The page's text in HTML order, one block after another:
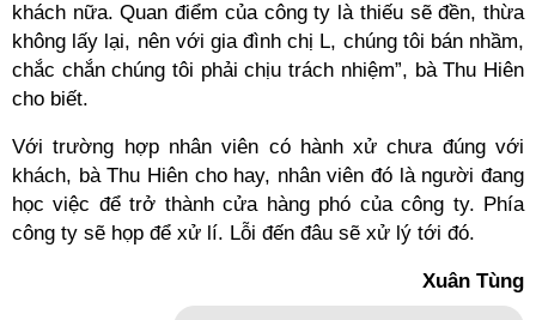
khách nữa. Quan điểm của công ty là thiếu sẽ đền, thừa
không lấy lại, nên với gia đình chị L, chúng tôi bán nhầm,
chắc chắn chúng tôi phải chịu trách nhiệm”, bà Thu Hiên
cho biết.
Với trường hợp nhân viên có hành xử chưa đúng với
khách, bà Thu Hiên cho hay, nhân viên đó là người đang
học việc để trở thành cửa hàng phó của công ty. Phía
công ty sẽ họp để xử lí. Lỗi đến đâu sẽ xử lý tới đó.
Xuân Tùng